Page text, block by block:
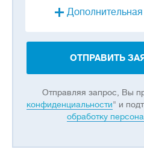
ОТПРАВИТЬ
Отправляя запрос, Вы
конфиденциальности" и
обработку